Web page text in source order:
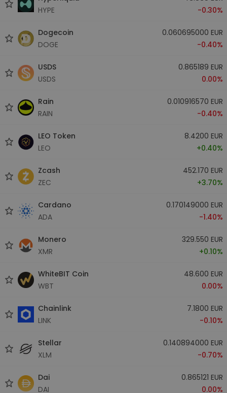
HYPE
-0.30%
Dogecoin
DOGE
0.060695000 EUR
-0.40%
USDS
USDS
0.865189 EUR
0.00%
Rain
RAIN
0.010916570 EUR
-0.40%
LEO Token
LEO
8.4200 EUR
+0.40%
Zcash
ZEC
452.170 EUR
+3.70%
Cardano
ADA
0.170149000 EUR
-1.40%
Monero
XMR
329.550 EUR
+0.10%
WhiteBIT Coin
WBT
48.600 EUR
0.00%
Chainlink
LINK
7.1800 EUR
-0.10%
Stellar
XLM
0.140894000 EUR
-0.70%
Dai
DAI
0.865121 EUR
0.00%